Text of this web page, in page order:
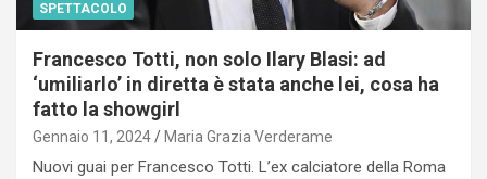
SPETTACOLO
Francesco Totti, non solo Ilary Blasi: ad
‘umiliarlo’ in diretta è stata anche lei, cosa ha
fatto la showgirl
Gennaio 11, 2024 Maria Grazia Verderame
Nuovi guai per Francesco Totti. L’ex calciatore della Roma